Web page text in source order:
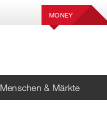
MONEY
Menschen & Märkte